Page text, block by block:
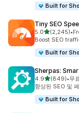
Built for
Tiny SEO
5.0별 5개 중
(2,245)
총 리뷰 2245개
•
Boost SEO
Built for
Sherpas:
4.9별 5개 중
(849)
총 리뷰 849개
•무
향상된 SEO 및
Built for